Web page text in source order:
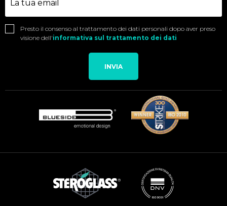
Presto il consenso al trattamento dei dati personali dopo aver preso
visione dell'informativa sul trattamento dei dati
INVIA